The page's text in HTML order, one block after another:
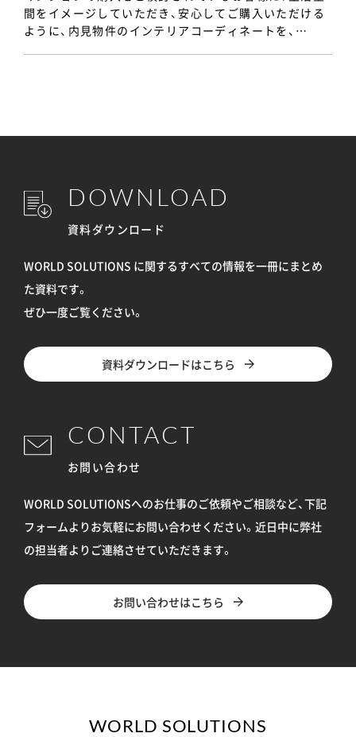
間をイメージしていただき、安心してご購入いただける
ように、内見物件のインテリアコーディネートを、…
DOWNLOAD
資料ダウンロード
WORLD SOLUTIONS に関するすべての情報を一冊にまとめ
た資料です。
ぜひ一度ご覧ください。
資料ダウンロードはこちら
CONTACT
お問い合わせ
WORLD SOLUTIONSへのお仕事のご依頼やご相談など、下記
フォームよりお気軽にお問い合わせください。 近日中に弊社
の担当者よりご連絡させていただきます。
お問い合わせはこちら
WORLD SOLUTIONS